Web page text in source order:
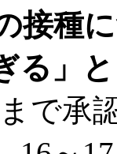
接種
る」
で承